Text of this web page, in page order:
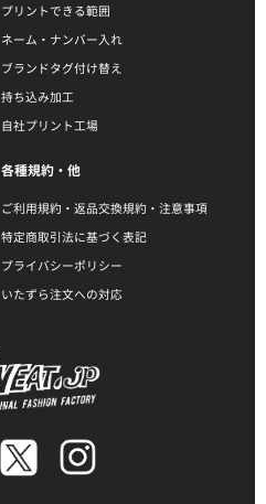
プリントできる範囲
ネーム・ナンバー入れ
ブランドタグ付け替え
持ち込み加工
自社プリント工場
各種規約・他
ご利用規約・返品交換規約・注意事項
特定商取引法に基づく表記
プライバシーポリシー
いたずら注文への対応